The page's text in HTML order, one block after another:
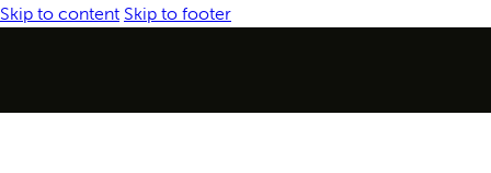
Skip to content Skip to footer